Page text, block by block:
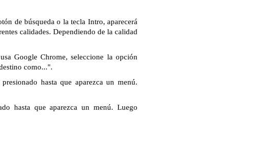
de búsqueda o la tecla Intro, aparecerá
calidades. Dependiendo de la calidad
Google Chrome, seleccione la opción
como...".
hasta que aparezca un menú.
hasta que aparezca un menú. Luego